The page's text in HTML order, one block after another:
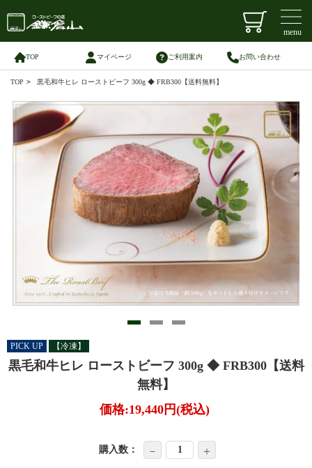
menu
TOP マイページ ご利用案内 お問い合わせ
TOP > 黒毛和牛ヒレ ローストビーフ 300g ◆ FRB300【送料無料】
PICK UP 【冷凍】
黒毛和牛ヒレ ローストビーフ 300g ◆ FRB300【送料
無料】
価格:19,440円(税込)
購入数： － ＋